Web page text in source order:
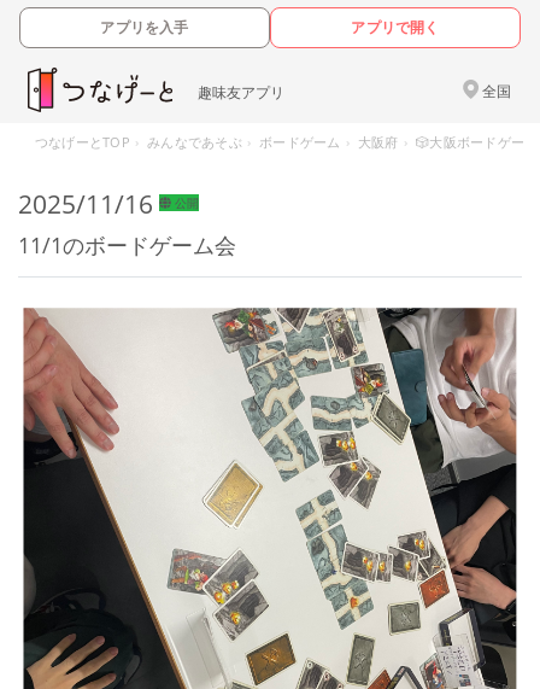
アプリを入手 アプリで開く
趣味友アプリ 全国
つなげーとTOP みんなであそぶ ボードゲーム 大阪府 🎲大阪ボードゲー
2025/11/16 公開
11/1のボードゲーム会